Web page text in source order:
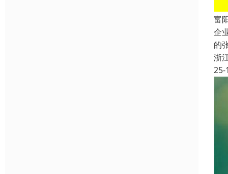
富
企
的
浙
25-